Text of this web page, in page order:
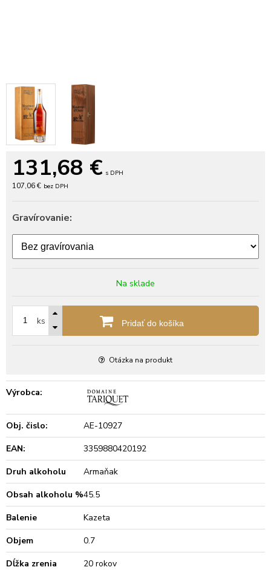
131,68 € s DPH
107,06 € bez DPH
Gravírovanie:
Na sklade
ks Pridať do košíka
Otázka na produkt
Výrobca:
Obj. čislo:
AE-10927
EAN:
3359880420192
Druh alkoholu
Armaňak
Obsah alkoholu %45.5
Balenie
Kazeta
Objem
0.7
Dĺžka zrenia
20 rokov